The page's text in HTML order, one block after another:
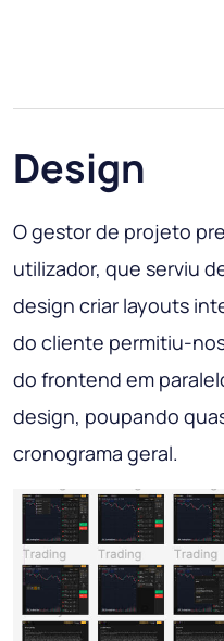
Design
O gestor de projeto
utilizador, que serviu
design criar layouts
do cliente permitiu-
do frontend em
design, poupando
cronograma geral.